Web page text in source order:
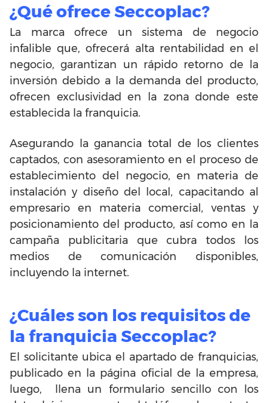
¿Qué ofrece Seccoplac?
La marca ofrece un sistema de negocio
infalible que, ofrecerá alta rentabilidad en el
negocio, garantizan un rápido retorno de la
inversión debido a la demanda del producto,
ofrecen exclusividad en la zona donde este
establecida la franquicia.
Asegurando la ganancia total de los clientes
captados, con asesoramiento en el proceso de
establecimiento del negocio, en materia de
instalación y diseño del local, capacitando al
empresario en materia comercial, ventas y
posicionamiento del producto, así como en la
campaña publicitaria que cubra todos los
medios de comunicación disponibles,
incluyendo la internet.
¿Cuáles son los requisitos de
la franquicia Seccoplac?
El solicitante ubica el apartado de franquicias,
publicado en la página oficial de la empresa,
luego, llena un formulario sencillo con los